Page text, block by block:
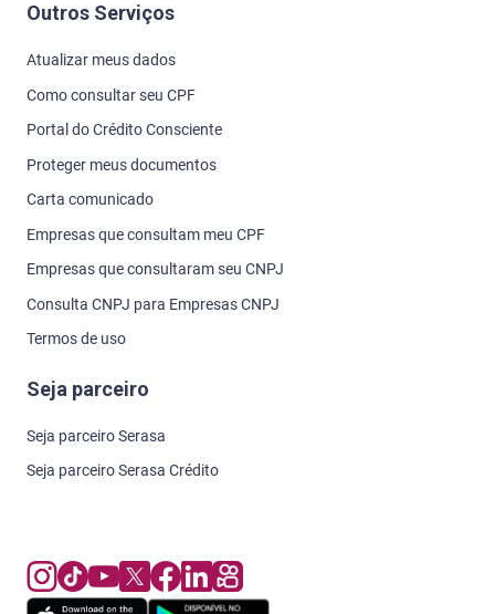
Outros Serviços
Atualizar meus dados
Como consultar seu CPF
Portal do Crédito Consciente
Proteger meus documentos
Carta comunicado
Empresas que consultam meu CPF
Empresas que consultaram seu CNPJ
Consulta CNPJ para Empresas CNPJ
Termos de uso
Seja parceiro
Seja parceiro Serasa
Seja parceiro Serasa Crédito